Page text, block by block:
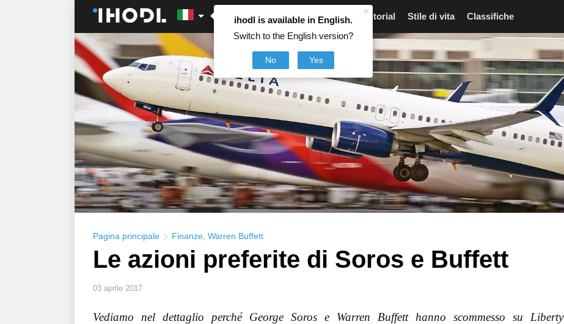
×
ihodl is available in English.
Switch to the English version?
No Yes
Articoli Notizie Tutorial Stile di vita Classifiche
Pagina principale Finanze Warren Buffett
Le azioni preferite di Soros e Buffett
03 aprile 2017
Vediamo nel dettaglio perché George Soros e Warren Buffett hanno scommesso su Liberty